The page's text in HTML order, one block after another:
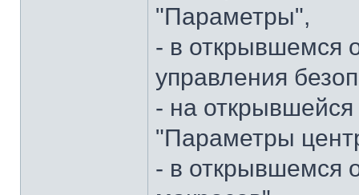
"Параметры",
- в открывшемся
управления
- на открывшейся
"Параметры
- в открывшемся